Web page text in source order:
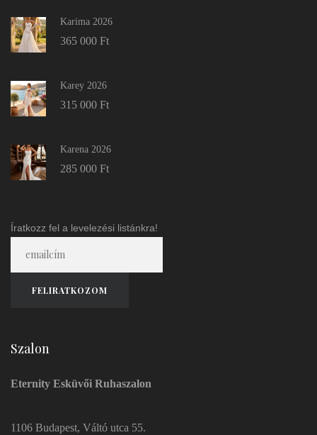
Karima 2026
365 000 Ft
Karey 2026
315 000 Ft
Karena 2026
285 000 Ft
Íratkozz fel a levelezési listánkra!
Szalon
Eternity Esküvői Ruhaszalon
1106 Budapest, Váltó utca 55.